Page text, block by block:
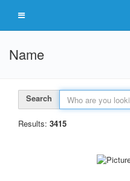
Name
Search
Results: 3415